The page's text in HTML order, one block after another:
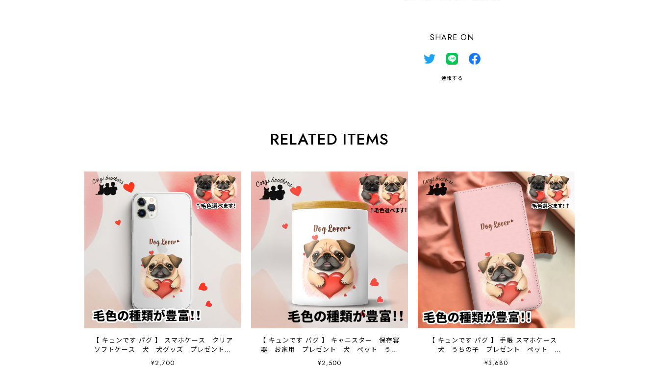
SHARE ON
通報する
RELATED ITEMS
【 キュンです パグ 】 スマホケース クリア
ソフトケース 犬 犬グッズ プレゼント
アンドロイド対応
¥2,700
【 キュンです パグ 】 キャニスター 保存容
器 お家用 プレゼント 犬 ペット うち
の子 犬グッズ
¥2,500
【 キュンです パグ 】 手帳 スマホケース
犬 うちの子 プレゼント ペット
Android対応
¥3,680